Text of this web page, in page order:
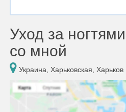
Уход за
со мной
Украина, Харьковская, Харьков